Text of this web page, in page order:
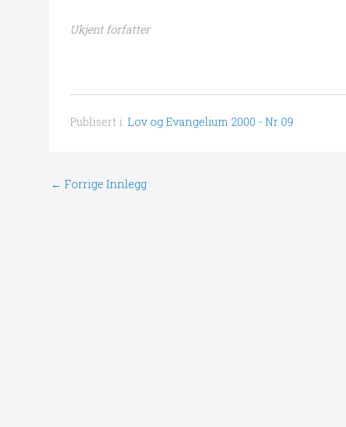
Ukjent forfatter
Publisert i: Lov og Evangelium 2000 - Nr 09
← Forrige Innlegg